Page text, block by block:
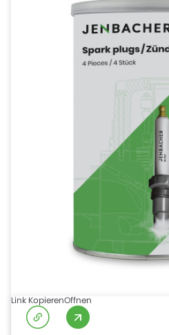
Link KopierenOffnen